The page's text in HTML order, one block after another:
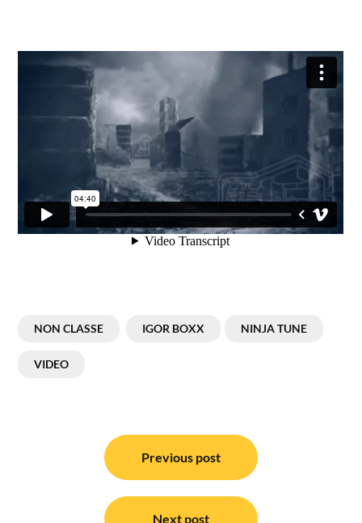
NON CLASSE IGOR BOXX NINJA TUNE
VIDEO
Navigation
Previous post
Next post